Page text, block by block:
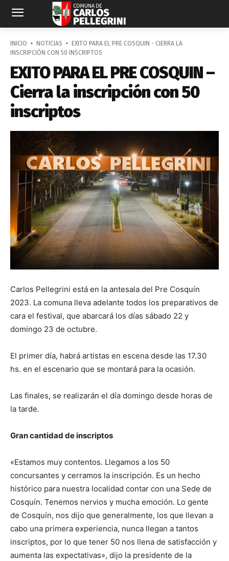
INICIO NOTICIAS
EXITO PARA EL PRE COSQUIN - CIERRA LA
INSCRIPCIÓN CON 50 INSCRIPTOS
EXITO PARA EL PRE COSQUIN –
Cierra la inscripción con 50
inscriptos
Carlos Pellegrini está en la antesala del Pre Cosquín
2023. La comuna lleva adelante todos los preparativos de
cara el festival, que abarcará los días sábado 22 y
domingo 23 de octubre.
El primer día, habrá artistas en escena desde las 17.30
hs. en el escenario que se montará para la ocasión.
Las finales, se realizarán el día domingo desde horas de
la tarde.
Gran cantidad de inscriptos
«Estamos muy contentos. Llegamos a los 50
concursantes y cerramos la inscripción. Es un hecho
histórico para nuestra localidad contar con una Sede de
Cosquín. Tenemos nervios y mucha emoción. Lo gente
de Cosquín, nos dijo que generalmente, los que llevan a
cabo una primera experiencia, nunca llegan a tantos
inscriptos, por lo que tener 50 nos llena de satisfacción y
aumenta las expectativas», dijo la presidente de la